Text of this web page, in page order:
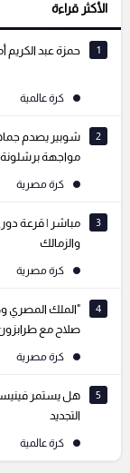
التعليقات
الأكثر قراءة
1 حمزة عبد
كرة عالمية
2
شوبير يصدم
مواجهة برشلونة
كرة مصرية
3
مباشر | قرعة
والزمالك
كرة مصرية
4
"الملك المصري
صلاح مع
كرة مصرية
5
هل يستمر
التجديد
كرة عالمية